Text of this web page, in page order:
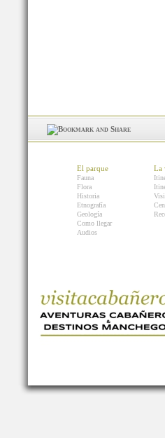
El parque
Fauna
Flora
Historia
Etnografía
Geología
Como llegar
Audios
La